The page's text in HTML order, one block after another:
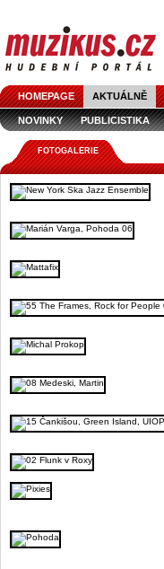
HOMEPAGE AKTUÁLNĚ
NOVINKY PUBLICISTIKA
FOTOGALERIE